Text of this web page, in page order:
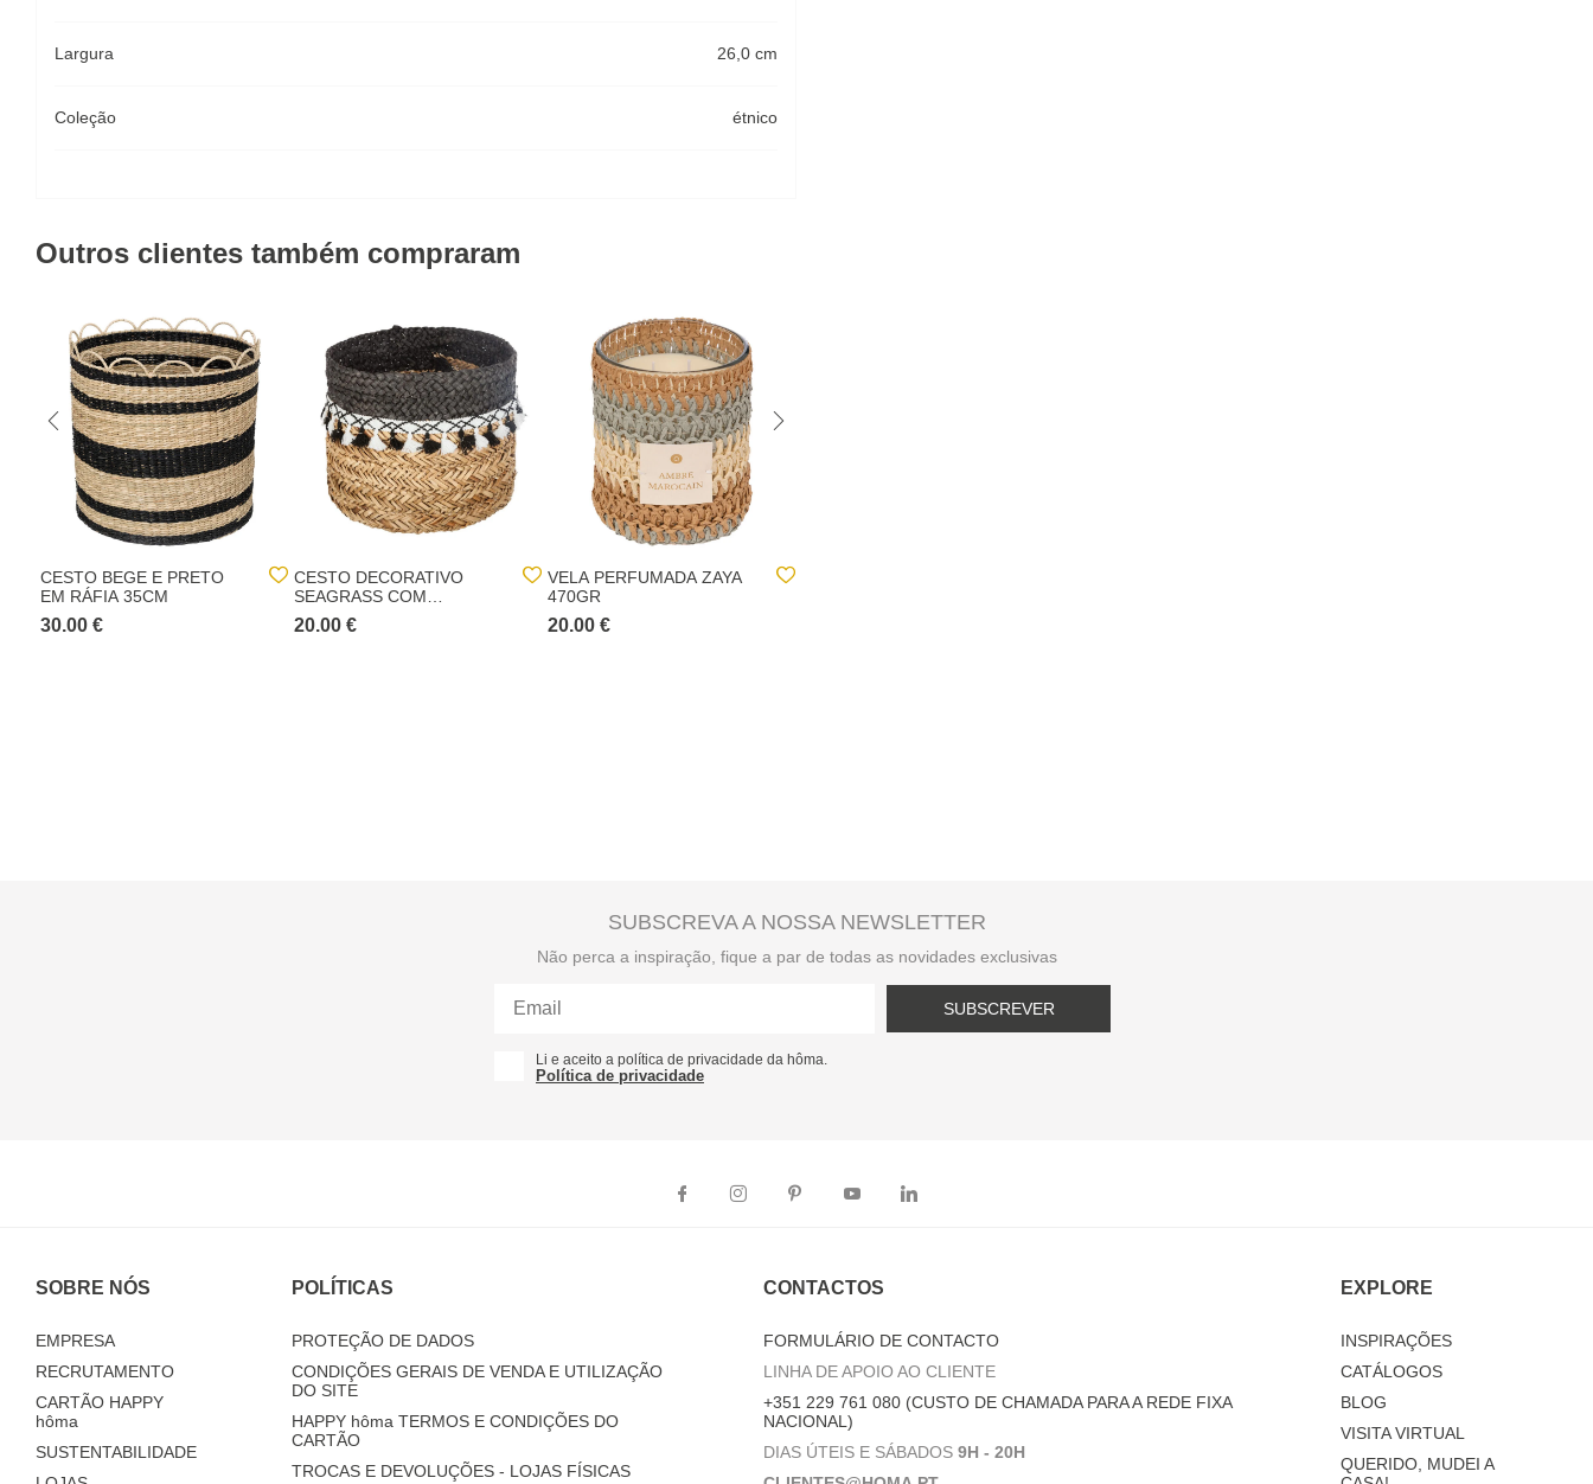
Largura 26,0 cm
Coleção étnico
Outros clientes também compraram
CESTO BEGE E PRETO
EM RÁFIA 35CM
30.00 €
CESTO DECORATIVO
SEAGRASS COM
POMPONS 32CM
20.00 €
VELA PERFUMADA ZAYA
470GR
20.00 €
SUBSCREVA A NOSSA NEWSLETTER
Não perca a inspiração, fique a par de todas as novidades exclusivas
SUBSCREVER
Li e aceito a política de privacidade da hôma.
Política de privacidade
SOBRE NÓS
EMPRESA
RECRUTAMENTO
CARTÃO HAPPY
hôma
SUSTENTABILIDADE
POLÍTICAS
PROTEÇÃO DE DADOS
CONDIÇÕES GERAIS DE VENDA E UTILIZAÇÃO
DO SITE
HAPPY hôma TERMOS E CONDIÇÕES DO
CARTÃO
TROCAS E DEVOLUÇÕES - LOJAS FÍSICAS
CONTACTOS
FORMULÁRIO DE CONTACTO
LINHA DE APOIO AO CLIENTE
+351 229 761 080 (CUSTO DE CHAMADA PARA A REDE FIXA
NACIONAL)
DIAS ÚTEIS E SÁBADOS 9H - 20H
EXPLORE
INSPIRAÇÕES
CATÁLOGOS
BLOG
VISITA VIRTUAL
QUERIDO, MUDEI A